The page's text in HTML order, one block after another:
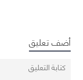
أضف تعليق